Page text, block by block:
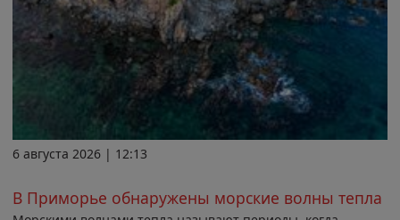
6 августа 2026 | 12:13
В Приморье обнаружены морские волны тепла